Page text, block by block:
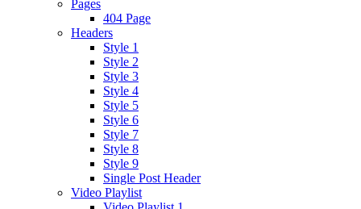
Pages
404 Page
Headers
Style 1
Style 2
Style 3
Style 4
Style 5
Style 6
Style 7
Style 8
Style 9
Single Post Header
Video Playlist